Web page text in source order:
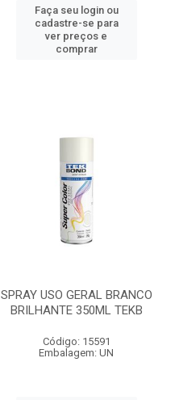
Faça seu login ou
cadastre-se para
ver preços e
comprar
SPRAY USO GERAL BRANCO
BRILHANTE 350ML TEKB
Código: 15591
Embalagem: UN